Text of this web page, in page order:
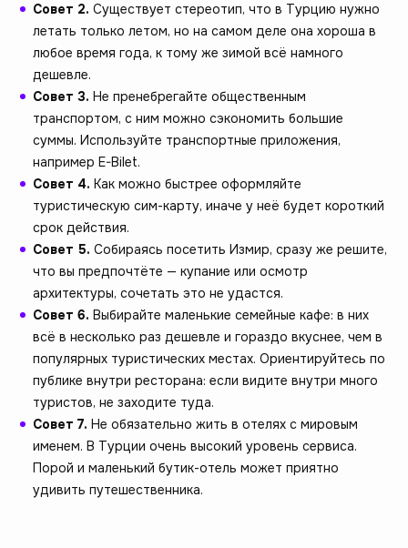
Совет 2. Существует стереотип, что в Турцию нужно
летать только летом, но на самом деле она хороша в
любое время года, к тому же зимой всё намного
дешевле.
Совет 3. Не пренебрегайте общественным
транспортом, с ним можно сэкономить большие
суммы. Используйте транспортные приложения,
например E-Bilet.
Совет 4. Как можно быстрее оформляйте
туристическую сим-карту, иначе у неё будет короткий
срок действия.
Совет 5. Собираясь посетить Измир, сразу же решите,
что вы предпочтёте — купание или осмотр
архитектуры, сочетать это не удастся.
Совет 6. Выбирайте маленькие семейные кафе: в них
всё в несколько раз дешевле и гораздо вкуснее, чем в
популярных туристических местах. Ориентируйтесь по
публике внутри ресторана: если видите внутри много
туристов, не заходите туда.
Совет 7. Не обязательно жить в отелях с мировым
именем. В Турции очень высокий уровень сервиса.
Порой и маленький бутик-отель может приятно
удивить путешественника.